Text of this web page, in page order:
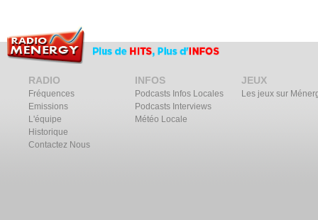
RADIO
Fréquences
Emissions
L'équipe
Historique
Contactez Nous
INFOS
Podcasts Infos Locales
Podcasts Interviews
Météo Locale
JEUX
Les jeux sur